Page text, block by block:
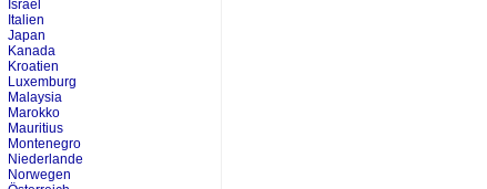
Israel
Italien
Japan
Kanada
Kroatien
Luxemburg
Malaysia
Marokko
Mauritius
Montenegro
Niederlande
Norwegen